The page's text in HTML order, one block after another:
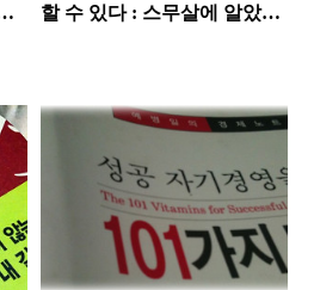
:
할 수 있다 : 스무살에 알았더